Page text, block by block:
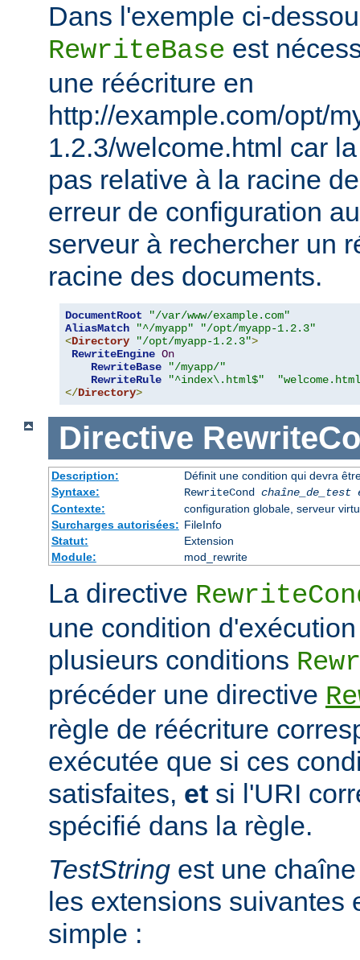
Dans l'exemple ci-
RewriteBase est
une réécriture en
http://example.com/opt/
1.2.3/welcome.html car
pas relative à la racine
erreur de configuration
serveur à rechercher un
racine des documents.
DocumentRoot
"/var/www/example.com"
AliasMatch
"^/myapp"
"/opt/myapp-1.2.3"
<Directory "/opt/myapp-1.2.3">
RewriteEngine On
RewriteBase
"/myapp/"
RewriteRule
"^index\.html$"
</Directory>
Directive
Description:
Définit une condition qui devra
Syntaxe:
RewriteCond chaîne_de_test
Contexte:
configuration globale, serveur
Surcharges autorisées: FileInfo
Statut:
Extension
Module:
mod_rewrite
La directive
une condition
plusieurs conditions
précéder une directive
règle de réécriture
exécutée que si ces
satisfaites, et si l'URI
spécifié dans la règle.
TestString est une
les extensions suivantes
simple :